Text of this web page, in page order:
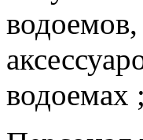
водоемах